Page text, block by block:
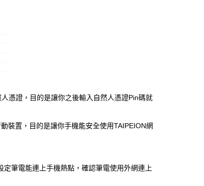
憑證，目的是讓你之後輸入自然人憑證Pin碼就
裝置，目的是讓你手機能安全使用TAIPEION網
筆電能連上手機熱點，確認筆電使用外網連上